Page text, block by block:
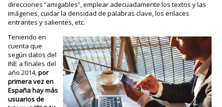
direcciones “amigables”, emplear adecuadamente los textos y las
imágenes, cuidar la densidad de palabras clave, los enlaces
entrantes y salientes, etc.
Teniendo en
cuenta que
según datos del
INE a finales del
año 2014,por
primera vez en
España hay más
usuarios de